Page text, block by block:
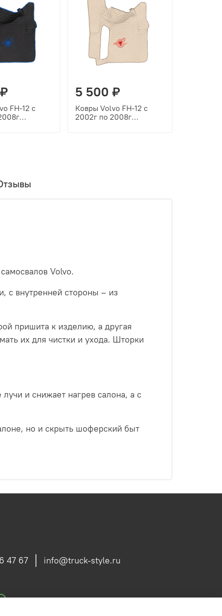
FH-12 с
5 500 ₽
Ковры Volvo FH-12 с
2002г по 2008г
Volvo.
с внутренней стороны – из
пришита к изделию, а другая
их для чистки и ухода. Шторки
и снижает нагрев салона, а с
но и скрыть шоферский быт
47 67
info@truck-style.ru